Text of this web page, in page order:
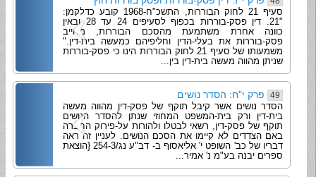
סעיף 21 לחוק הבוררות, התשכ"ח-1968 קובע כדלקמן:
"21. דין פסק-בוררות בכפוף לסעיפים 24 עד 28 ובאין
כוונה אחרת משתמעת מהסכם הבוררות, מחייב
פסק-בוררות את בעלי-הדין וחליפיהם כמעשה בית-דין."
משמעותו של סעיף 21 לחוק הבוררות הינו כי פסק-בוררות
שניתן מהווה מעשה בית-דין בין...
פרק י"ח: הסדר נושים
הסדר נושים אשר קיבל תוקף של פסק-דין מהווה מעשה
בית-דין ורק בית-המשפט המחוזי שנתן להסדר הנושים
תוקף של פסק-דין, רשאי לבטלו ולהורות על-פירוק החברה
באם הצדדים לא קיימו את הסכם הנושים. לעניין זה ראה
דבריו של כב' השופט י' אליאסוף ב- דב"ע נג/254-3 {הוצאת
ספרים יבנה בע"מ נ' אמיר...